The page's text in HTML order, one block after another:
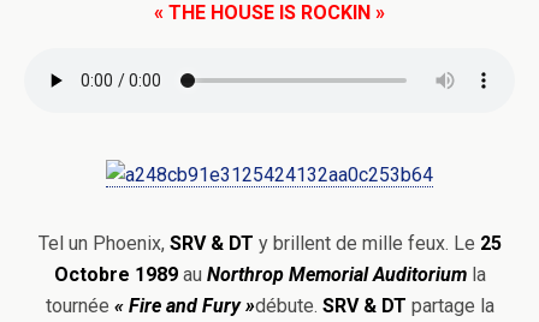
« THE HOUSE IS ROCKIN »
Tel un Phoenix, SRV & DT y brillent de mille feux. Le 25
Octobre 1989 au Northrop Memorial Auditoriumla
tournée « Fire and Fury »débute. SRV & DT partage la